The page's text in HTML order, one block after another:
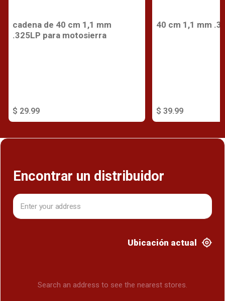
cadena de 40 cm 1,1 mm
.325LP para motosierra
$ 29.99
40 cm 1,1 mm
$ 39.99
Encontrar un distribuidor
Ubicación actual
Search an address to see the nearest stores.